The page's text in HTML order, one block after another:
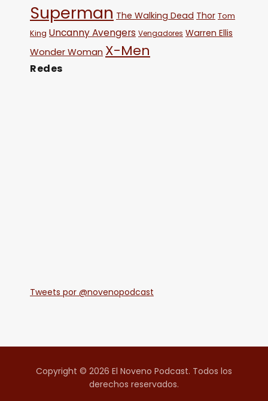
Superman The Walking Dead Thor Tom
King Uncanny Avengers Vengadores Warren Ellis
Wonder Woman X-Men
Redes
Tweets por @novenopodcast
Copyright © 2026 El Noveno Podcast. Todos los
derechos reservados.